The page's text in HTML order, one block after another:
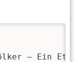
– Ein